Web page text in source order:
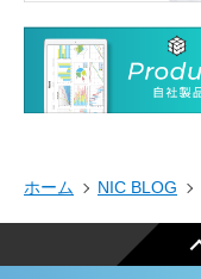
ホーム NIC BLOG